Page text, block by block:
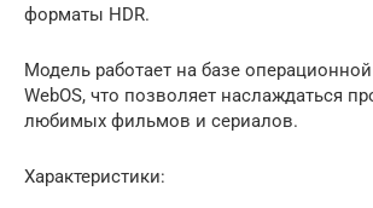
форматы HDR.
Модель работает на базе
WebOS, что позволяет наслаждаться
любимых фильмов и сериалов.
Характеристики: